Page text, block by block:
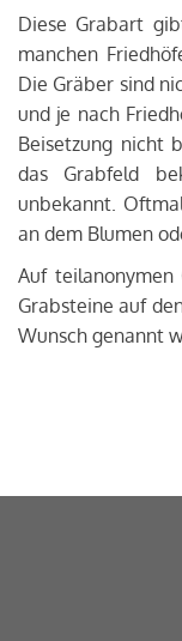
Diese Grabart
manchen
Die Gräber sind
und je nach
Beisetzung nicht
das Grabfeld
unbekannt.
an dem Blumen
Auf
Grabsteine auf
Wunsch genannt